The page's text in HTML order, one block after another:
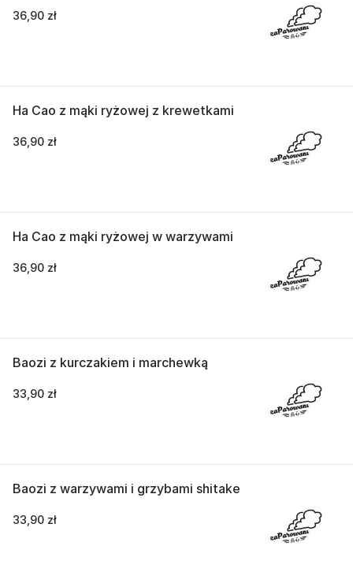
36,90 zł
Ha Cao z mąki ryżowej z krewetkami
36,90 zł
Ha Cao z mąki ryżowej w warzywami
36,90 zł
Baozi z kurczakiem i marchewką
33,90 zł
Baozi z warzywami i grzybami shitake
33,90 zł